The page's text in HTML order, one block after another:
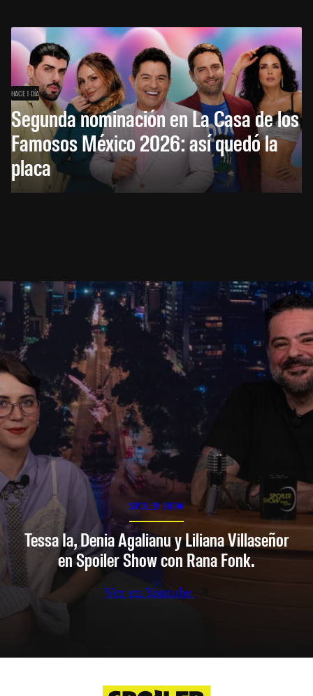
HACE 1 DÍA
Segunda nominación en La Casa de los
Famosos México 2026: así quedó la
placa
SPOILER SHOW
Tessa Ia, Denia Agalianu y Liliana Villaseñor
en Spoiler Show con Rana Fonk.
Ver en Youtube